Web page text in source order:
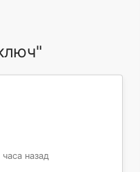
назад